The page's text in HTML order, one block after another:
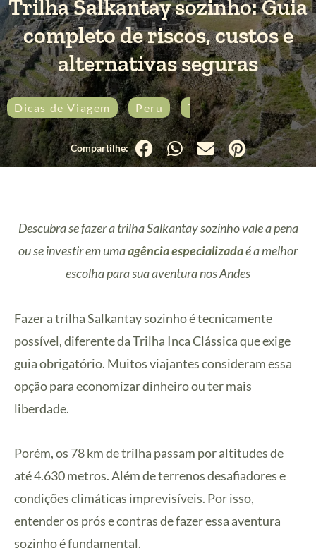
Trilha Salkantay sozinho: Guia
completo de riscos, custos e
alternativas seguras
Dicas de Viagem Peru Trekking
Descubra se fazer a trilha Salkantay sozinho vale a pena
ou se investir em umaagência especializadaé a melhor
escolha para sua aventura nos Andes
Fazer a trilha Salkantay sozinho é tecnicamente
possível, diferente da Trilha Inca Clássica que exige
guia obrigatório. Muitos viajantes consideram essa
opção para economizar dinheiro ou ter mais
liberdade.
Porém, os 78 km de trilha passam por altitudes de
até 4.630 metros. Além de terrenos desafiadores e
condições climáticas imprevisíveis. Por isso,
entender os prós e contras de fazer essa aventura
sozinho é fundamental.